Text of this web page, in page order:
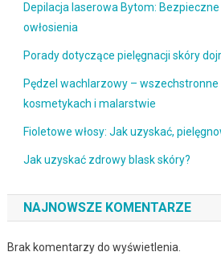
Depilacja laserowa Bytom:
owłosienia
Porady dotyczące pielęgnacji skóry
Pędzel wachlarzowy –
kosmetykach i malarstwie
Fioletowe włosy: Jak uzyskać,
Jak uzyskać zdrowy blask skóry?
NAJNOWSZE KOMENTARZE
Brak komentarzy do wyświetlenia.